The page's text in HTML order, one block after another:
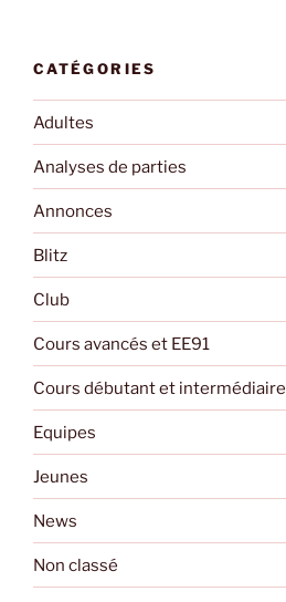
CATÉGORIES
Adultes
Analyses de parties
Annonces
Blitz
Club
Cours avancés et EE91
Cours débutant et intermédiaire
Equipes
Jeunes
News
Non classé